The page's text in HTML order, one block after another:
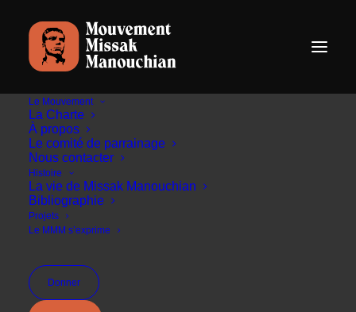
Le Mouvement
La Charte
À propos
Le comité de parrainage
Nous contacter
Histoire
La vie de Missak Manouchian
Bibliographie
Projets
Le MMM s’exprime
Donner
Le Mouvement Missak
Manouchian s'exprime